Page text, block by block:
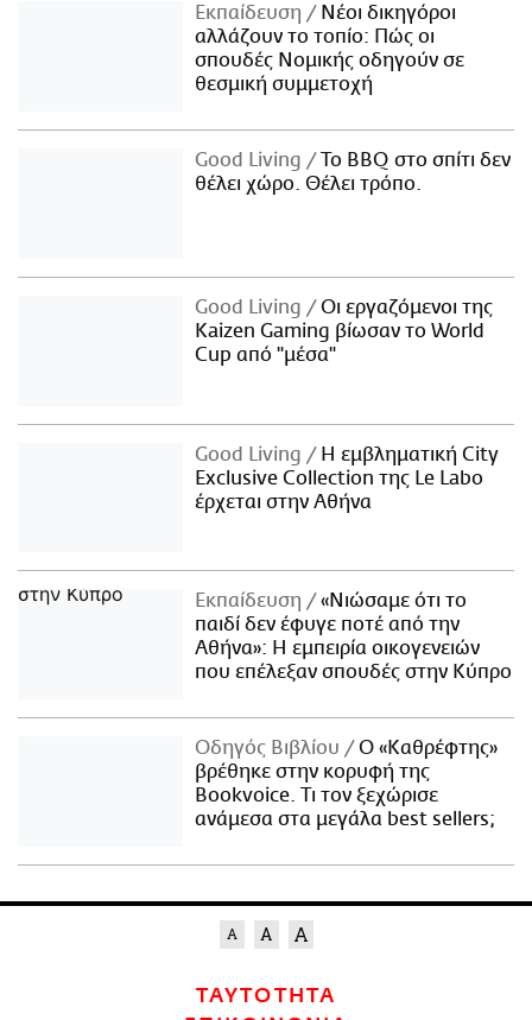
Εκπαίδευση
Νέοι δικηγόροι
αλλάζουν το τοπίο: Πώς οι
σπουδές Νομικής οδηγούν σε
θεσμική συμμετοχή
Good Living
Το BBQ στο σπίτι δεν
θέλει χώρο. Θέλει τρόπο.
Good Living
Οι εργαζόμενοι της
Kaizen Gaming βίωσαν το World
Cup από "μέσα"
Good Living
Η εμβληματική City
Exclusive Collection της Le Labo
έρχεται στην Αθήνα
Εκπαίδευση
«Νιώσαμε ότι το
παιδί δεν έφυγε ποτέ από την
Αθήνα»: Η εμπειρία οικογενειών
που επέλεξαν σπουδές στην Κύπρο
Οδηγός Βιβλίου
Ο «Καθρέφτης»
βρέθηκε στην κορυφή της
Bookvoice. Τι τον ξεχώρισε
ανάμεσα στα μεγάλα best sellers;
ΤΑΥΤΟΤΗΤΑ